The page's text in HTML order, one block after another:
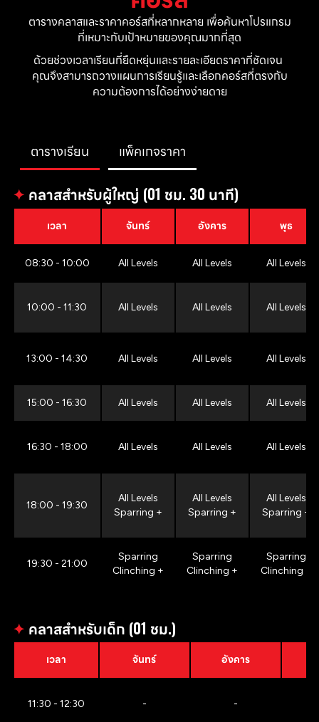
ตารางคลาสและราคาคอร์สที่หลากหลาย เพื่อค้นหาโปรแกรม
ที่เหมาะกับเป้าหมายของคุณมากที่สุด
ด้วยช่วงเวลาเรียนที่ยืดหยุ่นและรายละเอียดราคาที่ชัดเจน
คุณจึงสามารถวางแผนการเรียนรู้และเลือกคอร์สที่ตรงกับ
ความต้องการได้อย่างง่ายดาย
ตารางเรียน แพ็คเกจราคา
✦ คลาสสำหรับผู้ใหญ่ (01 ชม. 30 นาที)
เวลา จันทร์ อังคาร พุธ
08:30 - 10:00 All Levels All Levels All Levels
10:00 - 11:30 All Levels All Levels All Levels
13:00 - 14:30 All Levels All Levels All Levels
15:00 - 16:30 All Levels All Levels All Levels
16:30 - 18:00 All Levels All Levels All Levels
18:00 - 19:30
All Levels
Sparring +
All Levels
Sparring +
All Levels
Sparring +
19:30 - 21:00
Sparring
Clinching +
Sparring
Clinching +
Sparring
Clinching +
✦ คลาสสำหรับเด็ก (01 ชม.)
เวลา จันทร์ อังคาร
11:30 - 12:30 - -